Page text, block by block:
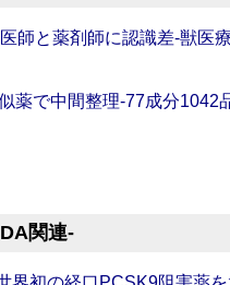
師と薬剤師に認識差‐獣医
薬で中間整理‐77成分1042
関連‐